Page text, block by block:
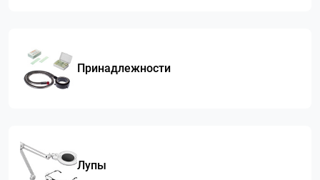
Принадлежности
Лупы